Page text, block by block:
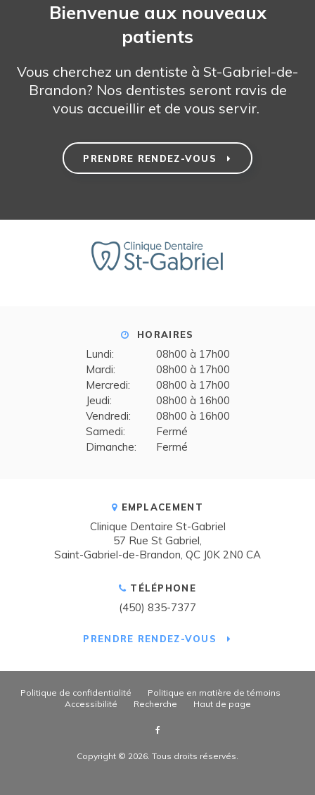
Bienvenue aux nouveaux
patients
Vous cherchez un dentiste à St-Gabriel-de-
Brandon? Nos dentistes seront ravis de
vous accueillir et de vous servir.
PRENDRE RENDEZ-VOUS
HORAIRES
Lundi:
08h00 à 17h00
Mardi:
08h00 à 17h00
Mercredi:
08h00 à 17h00
Jeudi:
08h00 à 16h00
Vendredi:
08h00 à 16h00
Samedi:
Fermé
Dimanche:
Fermé
EMPLACEMENT
Clinique Dentaire St-Gabriel
57 Rue St Gabriel
Saint-Gabriel-de-Brandon QC J0K 2N0 CA
TÉLÉPHONE
(450) 835-7377
PRENDRE RENDEZ-VOUS
Politique de confidentialité
Politique en matière de témoins
Accessibilité
Recherche Haut de page
Copyright © 2026. Tous droits réservés.